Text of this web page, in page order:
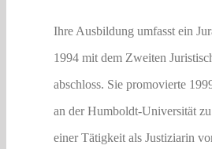
Ihre Ausbildung umfasst ein
1994 mit dem Zweiten
abschloss. Sie promovierte
an der Humboldt-Universität
einer Tätigkeit als Justiziarin